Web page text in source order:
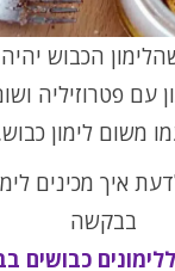
הכבוש יהיה
עם פטרוזיליה
משום לימון כבוש.
איך מכינים
בבקשה
כבושים